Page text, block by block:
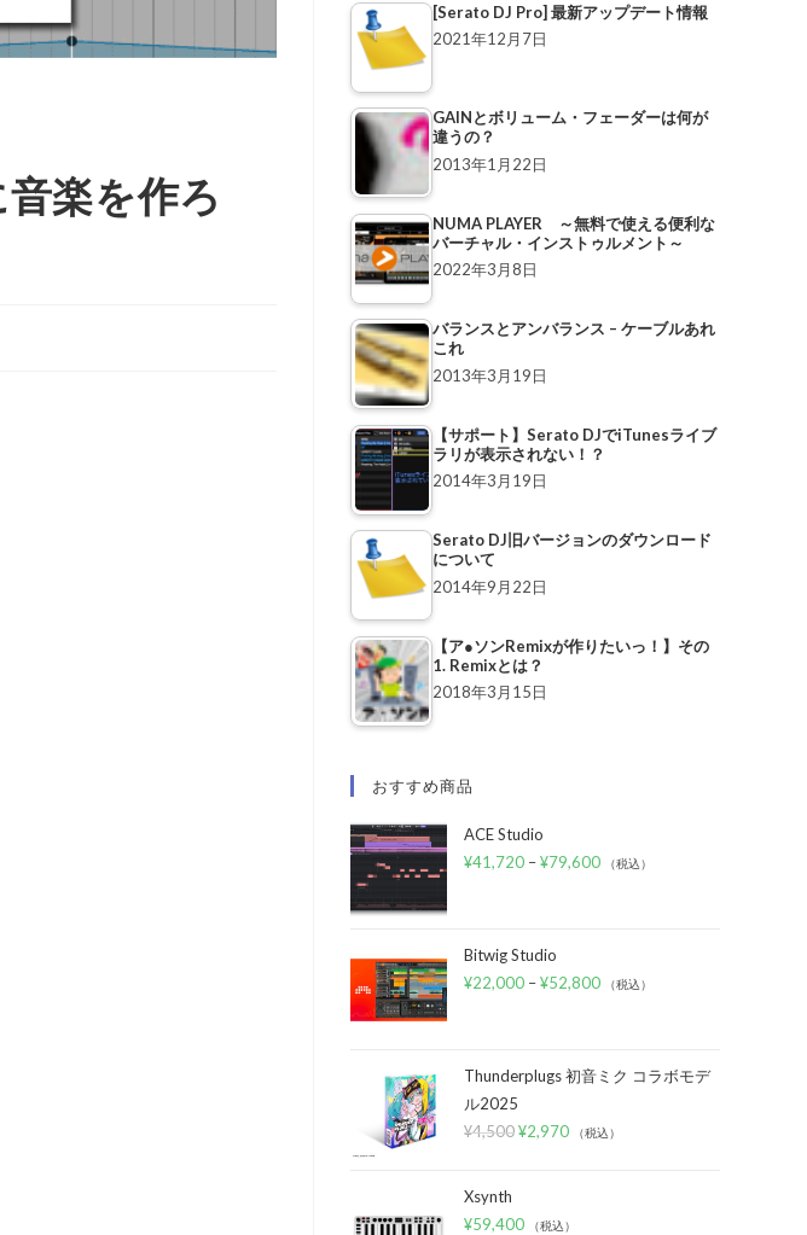
楽を作ろ
[Serato DJ Pro] 最新アップデート情報
2021年12月7日
GAINとボリューム・フェーダーは何が
違うの？
2013年1月22日
NUMA PLAYER ～無料で使える便利な
バーチャル・インストゥルメント～
2022年3月8日
バランスとアンバランス – ケーブルあれ
これ
2013年3月19日
【サポート】Serato DJでiTunesライブ
ラリが表示されない！？
2014年3月19日
Serato DJ旧バージョンのダウンロード
について
2014年9月22日
【ア●ソンRemixが作りたいっ！】その
1. Remixとは？
2018年3月15日
おすすめ商品
ACE Studio
¥41,720 –¥79,600 （税込）
Bitwig Studio
¥22,000 –¥52,800 （税込）
Thunderplugs 初音ミク コラボモデ
ル2025
¥4,500¥2,970 （税込）
Xsynth
¥59,400 （税込）